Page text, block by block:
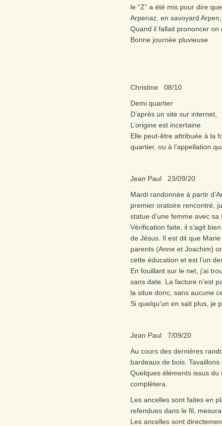
le “Z” a été mis pour dire
Arpenaz, en savoyard
Quand il fallait prononcer on
Bonne journée pluvieuse
Christine 08/10
Demi quartier
D’après un site sur internet,
L’origine est incertaine
Elle peut-être attribuée à la
quartier, ou à l’appellation
Jean Paul 23/09/20
Mardi randonnée à partir
premier oratoire rencontré,
statue d’une femme avec
Vérification faite, il s’agit
de Jésus. Il est dit que
parents (Anne et Joachim)
cette éducation et est l’un
En fouillant sur le net, j’ai
sans date. La facture n’est
la situe donc, sans aucune
Si quelqu’un en sait plus, je
Jean Paul 7/09/20
Au cours des dernières
bardeaux de bois.
Quelques éléments issus
complètera.
Les ancelles sont faites en
refendues dans le fil,
Les ancelles sont